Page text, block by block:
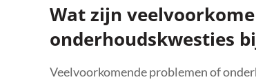
Wat zijn
onderhoudskwesties
Veelvoorkomende problemen of